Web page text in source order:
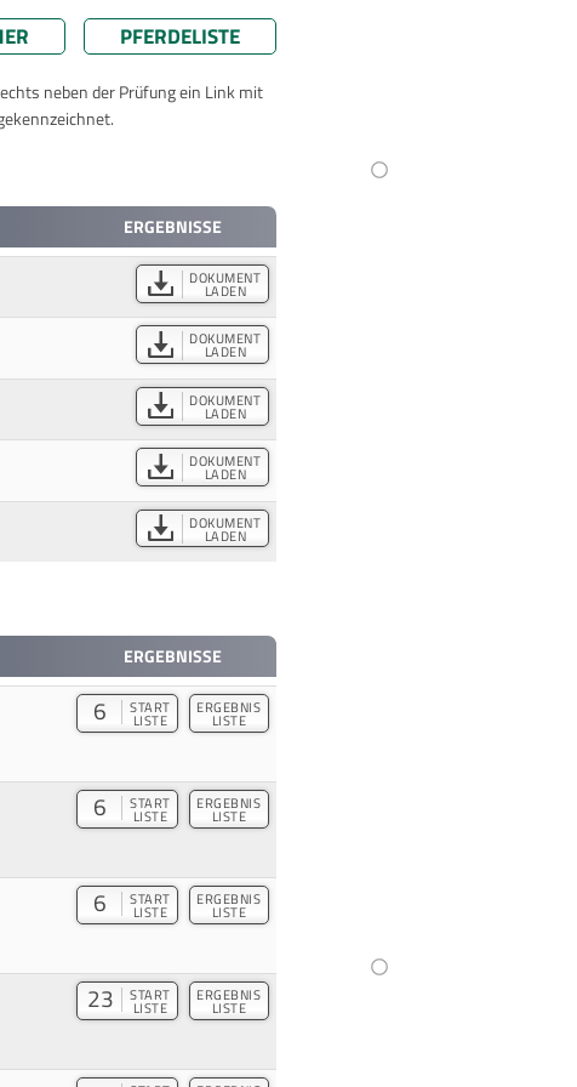
PFERDELISTE
neben der Prüfung ein Link mit
ERGEBNISSE
DOKUMENT
LADEN
DOKUMENT
LADEN
DOKUMENT
LADEN
DOKUMENT
LADEN
DOKUMENT
LADEN
ERGEBNISSE
6 START
LISTE
ERGEBNIS
LISTE
6 START
LISTE
ERGEBNIS
LISTE
6 START
LISTE
ERGEBNIS
LISTE
23 START
LISTE
ERGEBNIS
LISTE